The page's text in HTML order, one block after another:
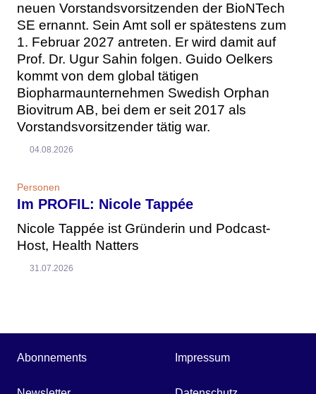
neuen Vorstandsvorsitzenden der BioNTech
SE ernannt. Sein Amt soll er spätestens zum
1. Februar 2027 antreten. Er wird damit auf
Prof. Dr. Ugur Sahin folgen. Guido Oelkers
kommt von dem global tätigen
Biopharmaunternehmen Swedish Orphan
Biovitrum AB, bei dem er seit 2017 als
Vorstandsvorsitzender tätig war.
04.08.2026
Personen
Im PROFIL: Nicole Tappée
Nicole Tappée ist Gründerin und Podcast-
Host, Health Natters
31.07.2026
Abonnements Impressum